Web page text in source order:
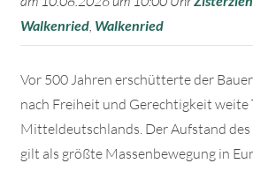
Walkenried Walkenried
Vor 500 Jahren erschütterte der
nach Freiheit und Gerechtigkeit weite
Mitteldeutschlands. Der Aufstand des
gilt als größte Massenbewegung in